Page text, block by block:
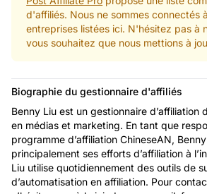
d'affiliés. Nous ne sommes connectés
entreprises listées ici. N'hésitez pas à
vous souhaitez que nous mettions à
Biographie du gestionnaire d'affiliés
Benny Liu est un gestionnaire d’affiliation
en médias et marketing. En tant que
programme d’affiliation ChineseAN,
principalement ses efforts d’affiliation à
Liu utilise quotidiennement des outils de
d’automatisation en affiliation. Pour